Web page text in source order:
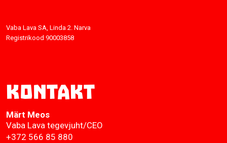
Vaba Lava SA, Linda 2. Narva
Registrikood 90003858
Kontakt
Märt Meos
Vaba Lava tegevjuht/CEO
+372 566 85 880